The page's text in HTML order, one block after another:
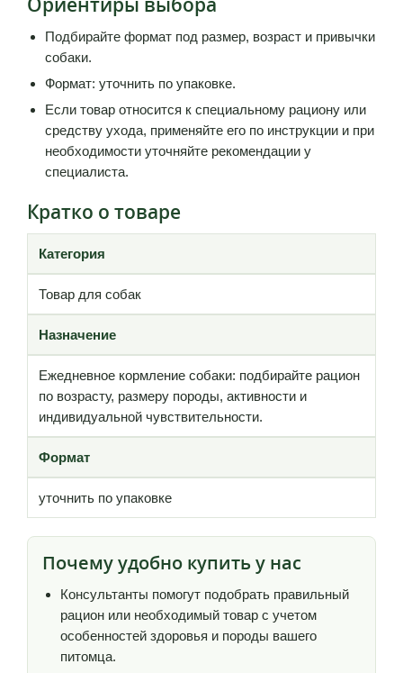
Подбирайте формат под размер, возраст и привычки
собаки.
Формат: уточнить по упаковке.
Если товар относится к специальному рациону или
средству ухода, применяйте его по инструкции и при
необходимости уточняйте рекомендации у
специалиста.
Кратко о товаре
Категория
Товар для собак
Назначение
Ежедневное кормление собаки: подбирайте рацион
по возрасту, размеру породы, активности и
индивидуальной чувствительности.
Формат
уточнить по упаковке
Почему удобно купить у нас
Консультанты помогут подобрать правильный
рацион или необходимый товар с учетом
особенностей здоровья и породы вашего
питомца.